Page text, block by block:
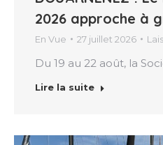
2026 approche à
En Vue 27 juillet 2026
Du 19 au 22 août, la
Lire la suite